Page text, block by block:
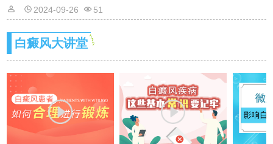
其反。详情请看文章介绍内容。
2024-09-26 51
白癜风大讲堂